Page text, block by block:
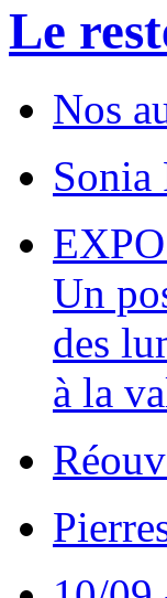
Le
Nos
Sonia
Un
des
à la